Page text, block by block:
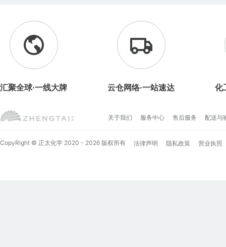
汇聚全球·一线大牌 云仓网络·一站速达 化
关于我们 服务中心 售后服务 配送与
CopyRight © 正太化学 2020 - 2026 版权所有 法律声明 隐私政策 营业执照